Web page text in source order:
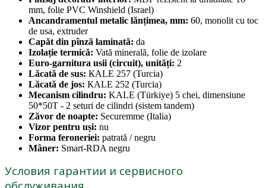
mm, folie PVC Winshield (Israel)
Ancandramentul metalic lănțimea, mm: 60, monolit cu toc
de usa, extruder
Capăt din pînză laminată: da
Izolație termică: Vată minerală, folie de izolare
Euro-garnitura usii (circuit), unități: 2
Lăcată de sus: КАLЕ 257 (Turcia)
Lăcată de jos: КАLЕ 252 (Turcia)
Mecanism cilindru: KALE (Türkiye) 5 chei, dimensiune
50*50T - 2 seturi de cilindri (sistem tandem)
Zăvor de noapte: Securemme (Italia)
Vizor pentru uși: nu
Forma feroneriei: patrată / negru
Mâner: Smart-RDA negru
Условия гарантии и сервисного